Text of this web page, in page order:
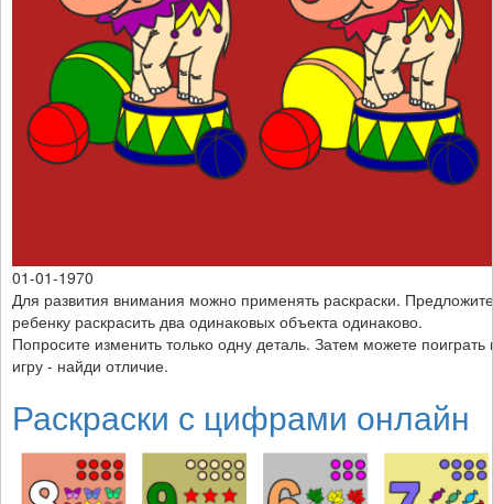
01-01-1970
Для развития внимания можно применять раскраски. Предложите
ребенку раскрасить два одинаковых объекта одинаково.
Попросите изменить только одну деталь. Затем можете поиграть
игру - найди отличие.
Раскраски с цифрами онлайн